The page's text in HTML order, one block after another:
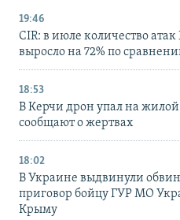
19:46
CIR: в июле количество
выросло на 72% по
18:53
В Керчи дрон упал на
сообщают о жертвах
18:02
В Украине выдвинули
приговор бойцу ГУР МО
Крыму